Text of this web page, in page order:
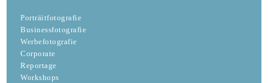
Porträitfotografie
Businessfotografie
Werbefotografie
Corporate
Reportage
Workshops